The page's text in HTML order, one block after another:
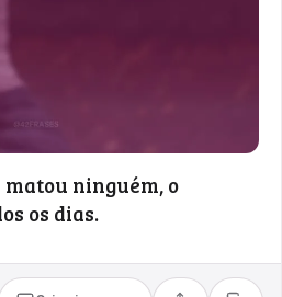
ninguém, o
os dias.